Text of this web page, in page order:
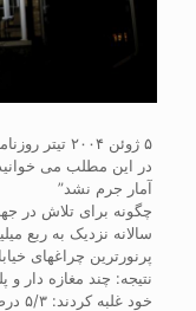
۵ ژوئن ۲۰۰۴ تیتر روزنامه رجیستر شهر دیس موینس:
در این مطلب می
آمار جرم نشد”
چگونه برای تلاش در
پرنورترین چراغهای
نتیجه: چند مغازه دار
خود